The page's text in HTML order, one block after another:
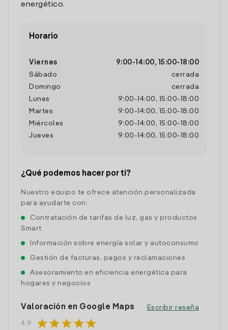
energético.
Horario
Viernes 9:00- 14:00, 15:00- 18:00
Sábado
cerrada
Domingo
cerrada
Lunes
9:00 - 14:00 , 15:00- 18:00
Martes
9:00 - 14:00 , 15:00- 18:00
Miércoles
9:00 - 14:00 , 15:00- 18:00
Jueves
9:00 - 14:00 , 15:00- 18:00
¿Qué podemos hacer por ti?
Nuestro equipo te ofrece atención personalizada
para ayudarte con:
Contratación de tarifas de luz, gas y productos
Smart
Información sobre energía solar y autoconsumo
Gestión de facturas, pagos y reclamaciones
Asesoramiento en eficiencia energética para
hogares y negocios
Valoración en Google Maps
4.9 starstarstarstarstar
Escribir reseña